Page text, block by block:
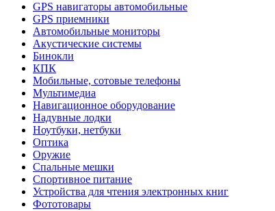
GPS навигаторы автомобильные
GPS приемники
Автомобильные мониторы
Акустические системы
Бинокли
КПК
Мобильные, сотовые телефоны
Мультимедиа
Навигационное оборудование
Надувные лодки
Ноутбуки, нетбуки
Оптика
Оружие
Спальные мешки
Спортивное питание
Устройства для чтения электронных книг
Фототовары